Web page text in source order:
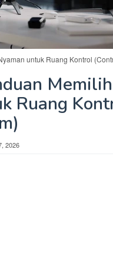
untuk Ruang Kontrol
Memilih
Ruang
2026